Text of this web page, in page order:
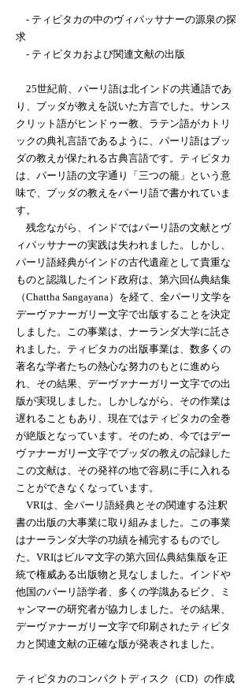
- ティピタカの中のヴィパッサナーの源泉の探
求
- ティピタカおよび関連文献の出版
25世紀前、パーリ語は北インドの共通語であ
り、ブッダが教えを説いた方言でした。サンス
クリット語がヒンドゥー教、ラテン語がカトリ
ックの典礼言語であるように、パーリ語はブッ
ダの教えが保たれる古典言語です。ティピタカ
は、パーリ語の文字通り「三つの籠」という意
味で、ブッダの教えをパーリ語で書かれていま
す。
残念ながら、インドではパーリ語の文献とヴ
ィパッサナーの実践は失われました。しかし、
パーリ語経典がインドの古代遺産として貴重な
ものと認識したインド政府は、第六回仏典結集
（Chattha Sangayana）を経て、全パーリ文学を
デーヴァナーガリー文字で出版することを決定
しました。この事業は、ナーランダ大学に託さ
れました。ティピタカの出版事業は、数多くの
著名な学者たちの熱心な努力のもとに進めら
れ、その結果、デーヴァナーガリー文字での出
版が実現しました。しかしながら、その作業は
遅れることもあり、現在ではティピタカの全巻
が絶版となっています。そのため、今ではデー
ヴァナーガリー文字でブッダの教えの記録した
この文献は、その発祥の地で容易に手に入れる
ことができなくなっています。
VRIは、全パーリ語経典とその関連する注釈
書の出版の大事業に取り組みました。この事業
はナーランダ大学の功績を補完するものでし
た。VRIはビルマ文字の第六回仏典結集版を正
統で権威ある出版物と見なしました。インドや
他国のパーリ語学者、多くの学識あるビク、ミ
ャンマーの研究者が協力しました。その結果、
デーヴァナーガリー文字で印刷されたティピタ
カと関連文献の正確な版が発表されました。
ティピタカのコンパクトディスク（CD）の作成